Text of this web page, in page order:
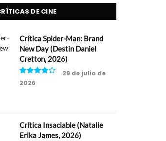
DE CINE
Crítica Spider-Man: Brand
New Day (Destin Daniel
Cretton, 2026)
8
29 de julio de
2026
Crítica Insaciable (Natalie
Erika James, 2026)